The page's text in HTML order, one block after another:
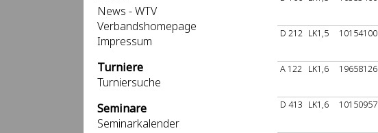
News - WTV
Verbandshomepage
Impressum
Turniere
Turniersuche
Seminare
Seminarkalender
D 212 LK1,5 10154100
A 122 LK1,6 19658126
D 413 LK1,6 10150957